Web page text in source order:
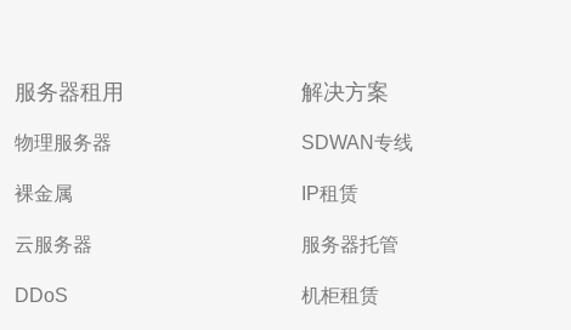
服务器租用
物理服务器
裸金属
云服务器
DDoS
解决方案
SDWAN专线
IP租赁
服务器托管
机柜租赁